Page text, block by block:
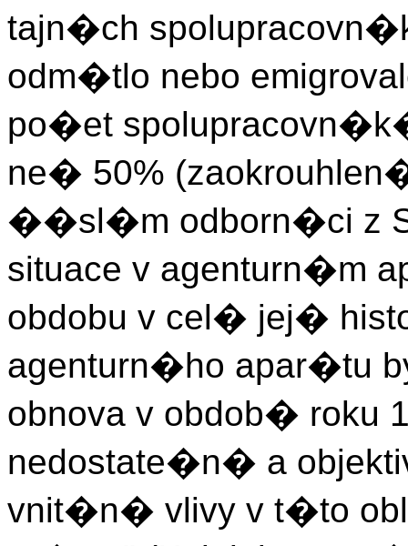
tajn�ch
odm�tlo nebo
po�et
ne� 50%
��sl�m odborn�ci z
situace v agenturn�m
obdobu v cel� jej�
agenturn�ho apar�tu
obnova v obdob� roku
nedostate�n� a
vnit�n� vlivy v t�to